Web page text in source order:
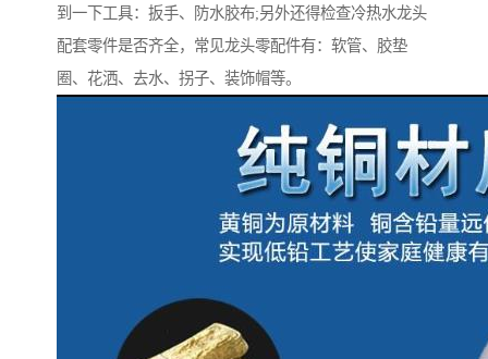
到一下工具：扳手、防水胶布;另外还得检查冷热水龙头
配套零件是否齐全，常见龙头零配件有：软管、胶垫
圈、花洒、去水、拐子、装饰帽等。